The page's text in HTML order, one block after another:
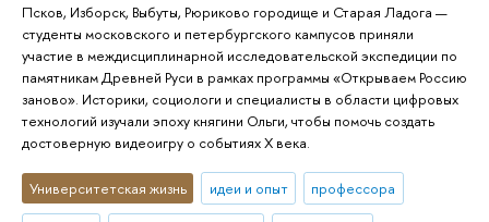
Псков, Изборск, Выбуты, Рюриково городище и Старая Ладога —
студенты московского и петербургского кампусов приняли
участие в междисциплинарной исследовательской экспедиции по
памятникам Древней Руси в рамках программы «Открываем Россию
заново». Историки, социологи и специалисты в области цифровых
технологий изучали эпоху княгини Ольги, чтобы помочь создать
достоверную видеоигру о событиях X века.
Университетская жизнь идеи и опыт профессора